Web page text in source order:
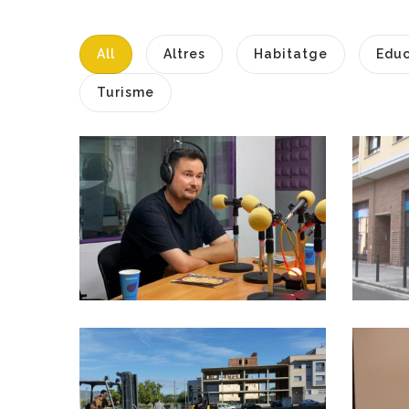
All Altres Habitatge
Turisme
ENTREVISTA A
ALFONS RIBAS.
CONSELLER DE
COMUNICACIÓ AL
CONSELL
Altres
Comarcal Del Baix
Penedès Denuncia
El Menysteniment